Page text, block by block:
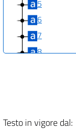
5
6
7
8
Testo in vigore dal: